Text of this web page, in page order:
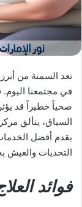
تعد السمنة من
في مجتمعنا
صحياً خطيراً قد
السياق، يتألق
يقدم أفضل
التحديات والعيش
فوائد